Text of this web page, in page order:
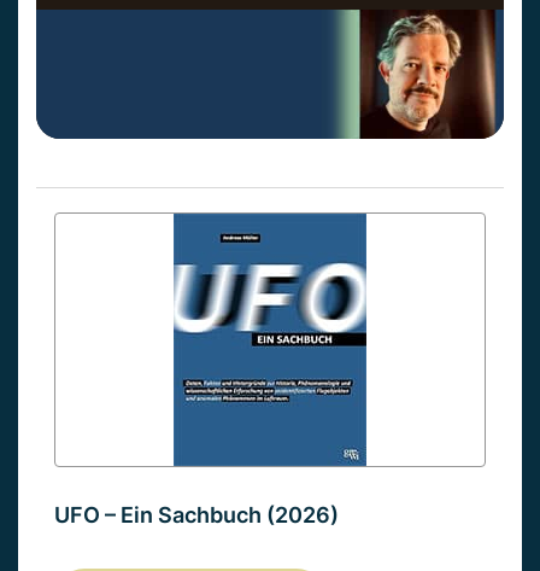
UFO – Ein Sachbuch (2026)